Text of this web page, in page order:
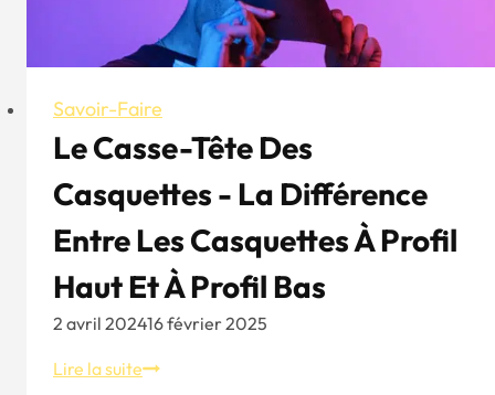
Savoir-Faire
Le Casse-Tête Des
Casquettes - La Différence
Entre Les Casquettes À Profil
Haut Et À Profil Bas
2 avril 202416 février 2025
Lire la suiteLe